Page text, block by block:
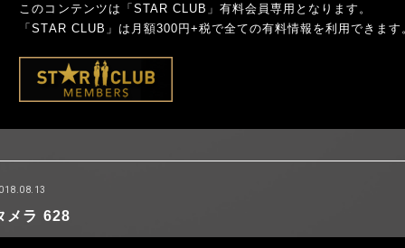
このコンテンツは「STAR CLUB」有料会員専用となります。
「STAR CLUB」は月額300円+税で全ての有料情報を利用できます
メラ 628